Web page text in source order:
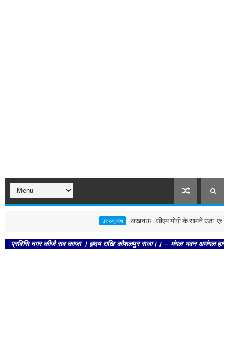
उत्तर-प्रदेश लखनऊ : सीएम योगी के सामने उठा ‘एक देश–एक
नगर कीजै सब काजा । हृदय राखि कौशलपुर राजा।। -- मंगल भवन अमंगल हारी।